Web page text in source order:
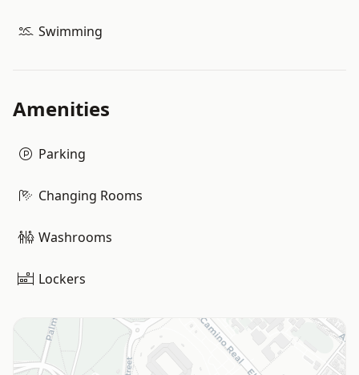
Swimming
Amenities
Parking
Changing Rooms
Washrooms
Lockers